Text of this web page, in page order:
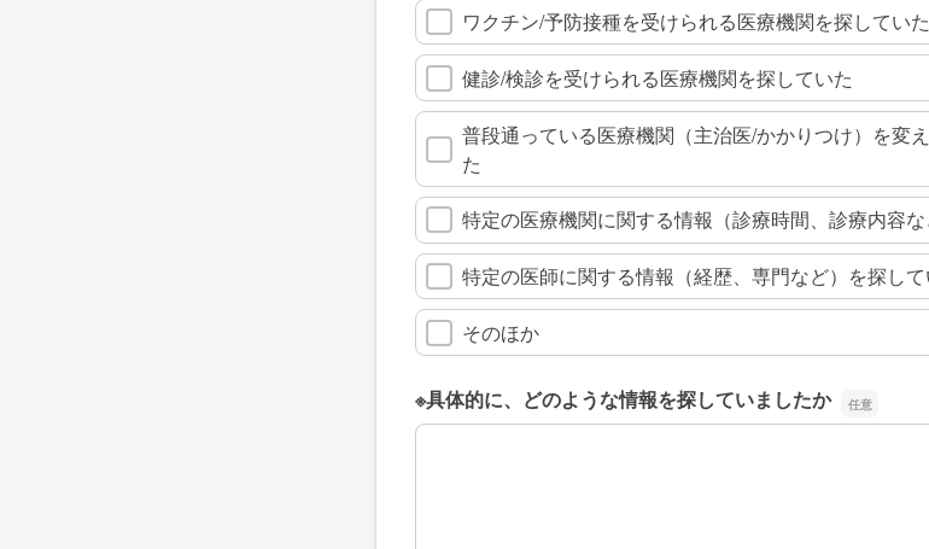
ワクチン/予防接種を受けられる医療機関を探していた
健診/検診を受けられる医療機関を探していた
普段通っている医療機関（主治医/かかりつけ）を変
た
特定の医療機関に関する情報（診療時間、診療内容
特定の医師に関する情報（経歴、専門など）を探して
そのほか
※具体的に、どのような情報を探していましたか
※具体的に、どのような情報を探していましたか